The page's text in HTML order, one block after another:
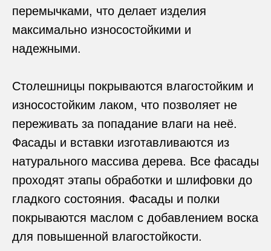
перемычками, что делает изделия
максимально износостойкими и
надежными.
Столешницы покрываются влагостойким и
износостойким лаком, что позволяет не
переживать за попадание влаги на неё.
Фасады и вставки изготавливаются из
натурального массива дерева. Все фасады
проходят этапы обработки и шлифовки до
гладкого состояния. Фасады и полки
покрываются маслом с добавлением воска
для повышенной влагостойкости.